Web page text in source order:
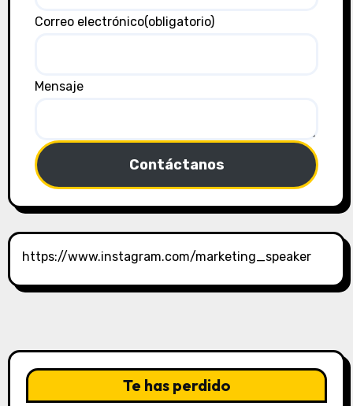
Correo electrónico(obligatorio)
Mensaje
Contáctanos
https://www.instagram.com/marketing_speaker
Te has perdido